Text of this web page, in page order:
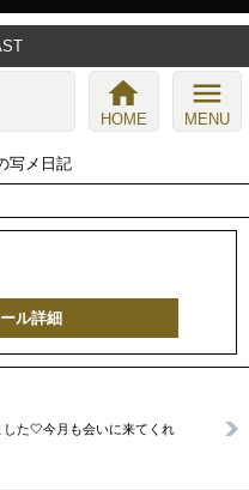
home
HOME
menu
MENU
写メ日記
ル詳細
た‎🤍今月も会いに来てくれ